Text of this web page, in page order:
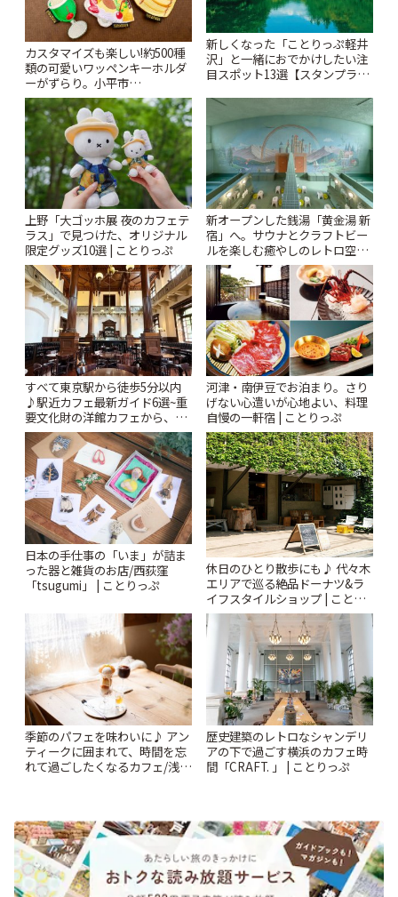
カスタマイズも楽しい!約500種
類の可愛いワッペンキーホルダ
ーがずらり。小平市
「Kimamaya T&K」 | ことりっ
ぷ
新しくなった「ことりっぷ軽井
沢」と一緒におでかけしたい注
目スポット13選【スタンプラリ
上野「大ゴッホ展 夜のカフェテ
ラス」で見つけた、オリジナル
限定グッズ10選 | ことりっぷ
新オープンした銭湯「黄金湯 新
宿」へ。サウナとクラフトビー
ルを楽しむ癒やしのレトロ空間
| ことりっぷ
すべて東京駅から徒歩5分以内
♪駅近カフェ最新ガイド6選~重
要文化財の洋館カフェから、改
札すぐのレトロ喫茶まで~ | こと
りっぷ
河津・南伊豆でお泊まり。さり
げない心遣いが心地よい、料理
自慢の一軒宿 | ことりっぷ
日本の手仕事の「いま」が詰ま
った器と雑貨のお店/西荻窪
「tsugumi」 | ことりっぷ
休日のひとり散歩にも♪ 代々木
エリアで巡る絶品ドーナツ&ラ
イフスタイルショップ | ことり
っぷ
季節のパフェを味わいに♪ アン
ティークに囲まれて、時間を忘
れて過ごしたくなるカフェ/浅草
歴史建築のレトロなシャンデリ
アの下で過ごす横浜のカフェ時
間「CRAFT. 」 | ことりっぷ